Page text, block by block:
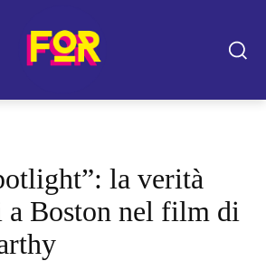
la verità
a Boston nel film di